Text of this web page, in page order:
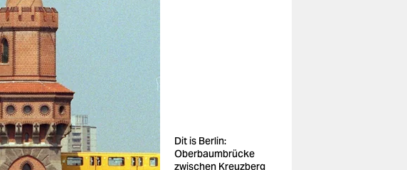
Dit is Berlin:
Oberbaumbrücke
zwischen Kreuzberg